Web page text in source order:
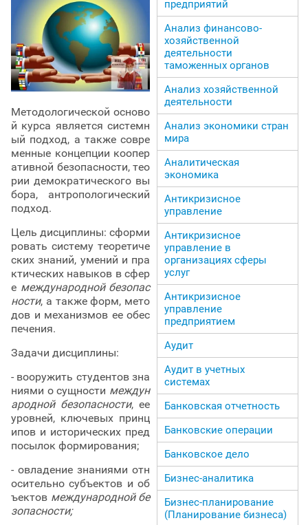
Методологической осново
й курса является системн
ый подход, а также совре
менные концепции коопер
ативной безопасности, тео
рии демократического вы
бора, антропологический
подход.
Цель дисциплины: сформи
ровать систему теоретиче
ских знаний, умений и пра
ктических навыков в сфер
е международной безопас
ности, а также форм, мето
дов и механизмов ее обес
печения.
Задачи дисциплины:
- вооружить студентов зна
ниями о сущности междун
ародной безопасности, ее
уровней, ключевых принц
ипов и исторических пред
посылок формирования;
- овладение знаниями отн
осительно субъектов и об
ъектов международной бе
зопасности;
предприятий
Анализ финансово-
хозяйственной
деятельности
таможенных органов
Анализ хозяйственной
деятельности
Анализ экономики стран
мира
Аналитическая
экономика
Антикризисное
управление
Антикризисное
управление в
организациях сферы
услуг
Антикризисное
управление
предприятием
Аудит
Аудит в учетных
системах
Банковская отчетность
Банковские операции
Банковское дело
Бизнес-аналитика
Бизнес-планирование
(Планирование бизнеса)